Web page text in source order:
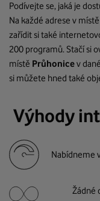
Podívejte se, jaká je
Na každé adrese v místě
zařídit si také
200 programů. Stačí si
místě Průhonicev
si můžete hned také
Výhody
Nabídneme
Žádné